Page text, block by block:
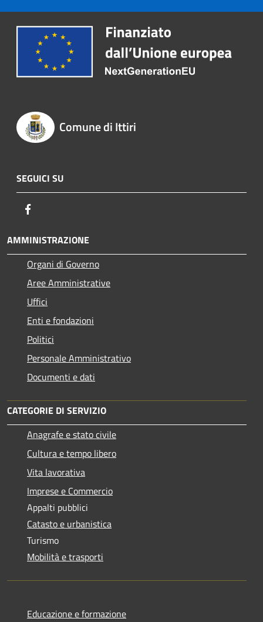
Comune di Ittiri
SEGUICI SU
AMMINISTRAZIONE
Organi di Governo
Aree Amministrative
Uffici
Enti e fondazioni
Politici
Personale Amministrativo
Documenti e dati
CATEGORIE DI SERVIZIO
Anagrafe e stato civile
Cultura e tempo libero
Vita lavorativa
Imprese e Commercio
Appalti pubblici
Catasto e urbanistica
Turismo
Mobilità e trasporti
Educazione e formazione